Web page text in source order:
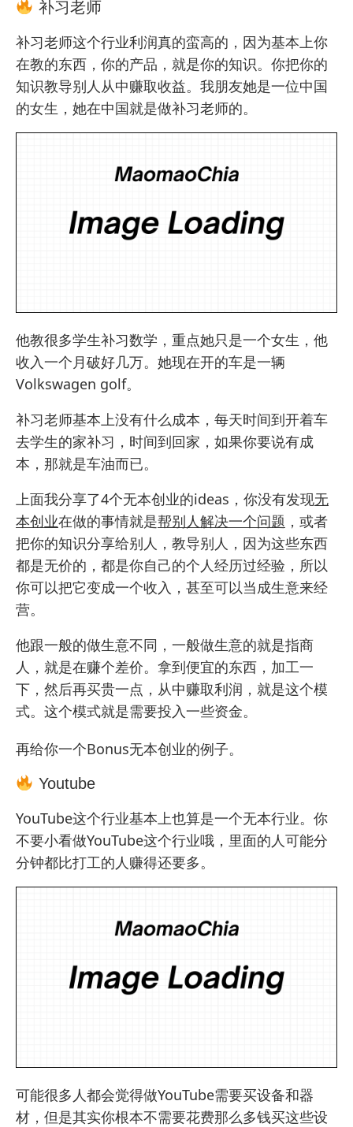
补习老师
补习老师这个行业利润真的蛮高的，因为基本上你
在教的东西，你的产品，就是你的知识。你把你的
知识教导别人从中赚取收益。我朋友她是一位中国
的女生，她在中国就是做补习老师的。
他教很多学生补习数学，重点她只是一个女生，他
收入一个月破好几万。她现在开的车是一辆
Volkswagen golf。
补习老师基本上没有什么成本，每天时间到开着车
去学生的家补习，时间到回家，如果你要说有成
本，那就是车油而已。
上面我分享了4个无本创业的ideas，你没有发现无
本创业在做的事情就是帮别人解决一个问题 ，或者
把你的知识分享给别人，教导别人，因为这些东西
都是无价的，都是你自己的个人经历过经验，所以
你可以把它变成一个收入，甚至可以当成生意来经
营。
他跟一般的做生意不同，一般做生意的就是指商
人，就是在赚个差价。拿到便宜的东西，加工一
下，然后再买贵一点，从中赚取利润，就是这个模
式。这个模式就是需要投入一些资金。
再给你一个Bonus无本创业的例子。
Youtube
YouTube这个行业基本上也算是一个无本行业。你
不要小看做YouTube这个行业哦，里面的人可能分
分钟都比打工的人赚得还要多。
可能很多人都会觉得做YouTube需要买设备和器
材，但是其实你根本不需要花费那么多钱买这些设